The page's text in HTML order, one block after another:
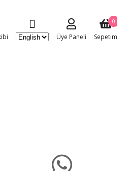
Üye Paneli Sepetim
0